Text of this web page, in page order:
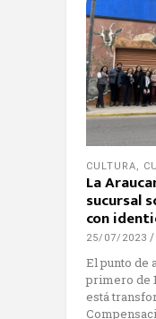
CULTURA,
La
sucursal
con
25/07/2023
El punto de
primero de
está